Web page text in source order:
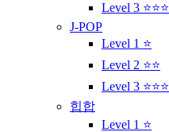
Level 3 ⭐⭐⭐
J-POP
Level 1 ⭐
Level 2 ⭐⭐
Level 3 ⭐⭐⭐
힙합
Level 1 ⭐